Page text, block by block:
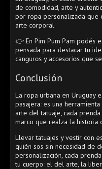
de comodidad, arte y
por ropa personalizada que
arte corporal.
👉 En Pim Pum Pam podés
pensada para destacar tu
canguros y accesorios que
Conclusión
La ropa urbana en Uruguay
pasajera: es una
arte del tatuaje, cada
marco que realza la historia
Llevar tatuajes y vestir con
quién sos sin necesidad de
personalización, cada
tu cuerpo: el del arte, la